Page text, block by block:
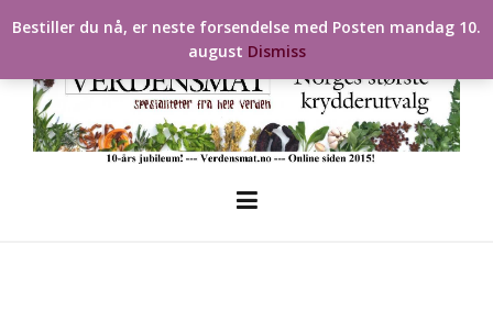
toBestiller du nå, er neste forsendelse med Posten mandag 10.
august Dismiss